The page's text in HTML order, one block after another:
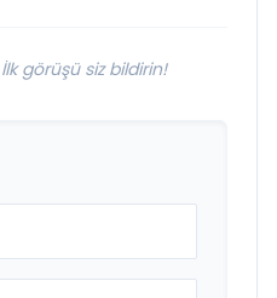
görüşü siz bildirin!